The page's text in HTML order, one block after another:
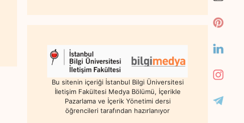
Bu sitenin içeriği İstanbul Bilgi Üniversitesi
İletişim Fakültesi Medya Bölümü, İçerikle
Pazarlama ve İçerik Yönetimi dersi
öğrencileri tarafından hazırlanıyor